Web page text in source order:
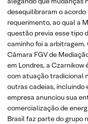
desequilibraram o
requerimento, ao qual a
questão previa esse tipo
caminho foi a
Câmara FGV de
em Londres, a
com atuação tradicional
outras cadeias, incluindo
empresa anunciou sua
comercialização de
Brasil faz parte do grupo